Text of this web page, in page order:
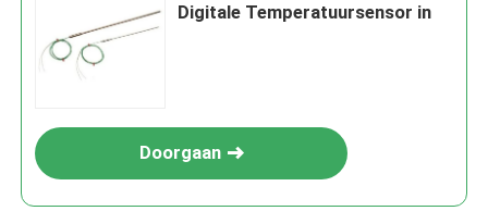
Digitale Temperatuursensor in
Doorgaan